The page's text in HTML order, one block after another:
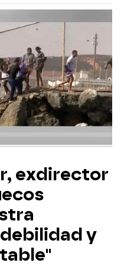
exdirector
y